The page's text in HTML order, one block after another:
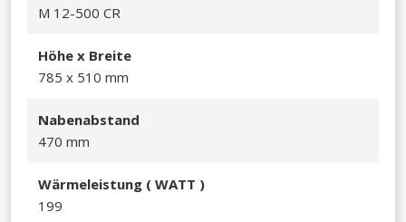
M 12-500 CR
Höhe x Breite
785 x 510 mm​
Nabenabstand
470 mm
Wärmeleistung ( WATT )
199​